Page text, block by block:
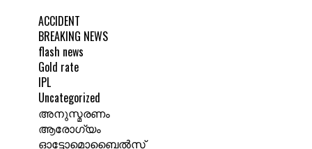
ACCIDENT
BREAKING NEWS
flash news
Gold rate
IPL
Uncategorized
അനുസ്മരണം
ആരോഗ്യം
ഓട്ടോമൊബൈൽസ്